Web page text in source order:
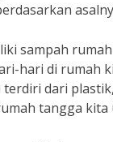
sampah
hari di rumah
dari
tangga